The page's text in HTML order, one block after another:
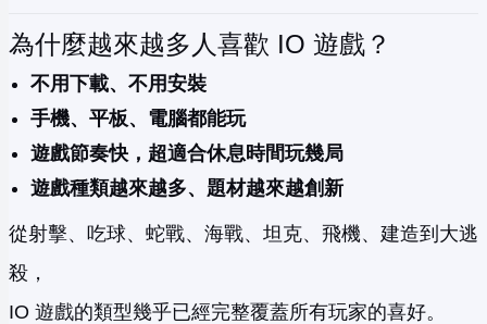
為什麼越來越多人喜歡 IO 遊戲？
不用下載、不用安裝
手機、平板、電腦都能玩
遊戲節奏快，超適合休息時間玩幾局
遊戲種類越來越多、題材越來越創新
從射擊、吃球、蛇戰、海戰、坦克、飛機、建造到大逃
殺，
IO 遊戲的類型幾乎已經完整覆蓋所有玩家的喜好。